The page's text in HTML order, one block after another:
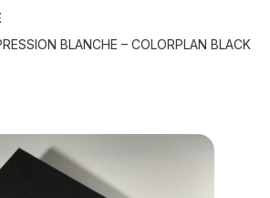
BLANCHE – COLORPLAN BLACK